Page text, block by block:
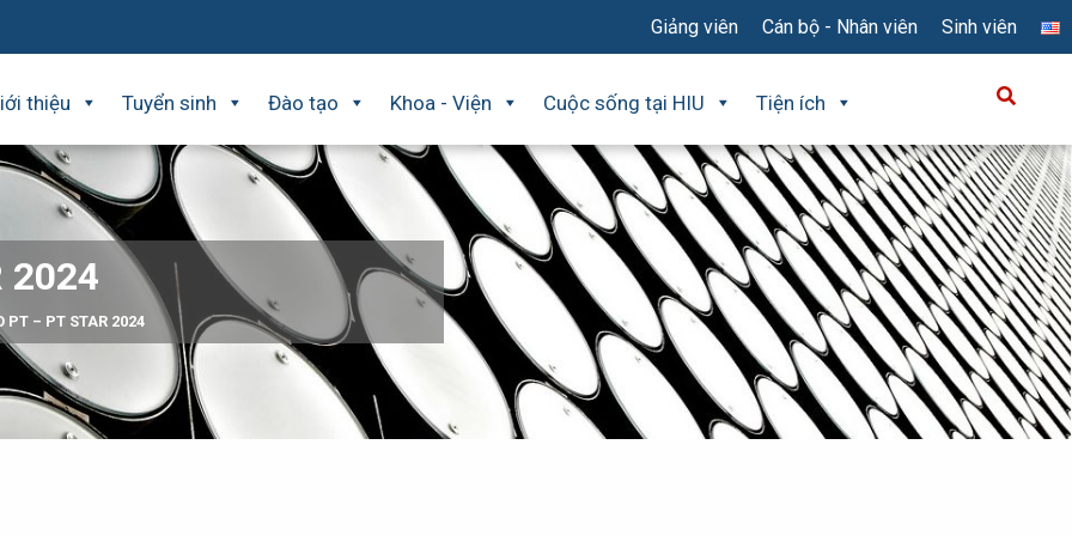
Giảng viên Cán bộ - Nhân viên Sinh viên
thiệu Tuyển sinh Đào tạo Khoa - Viện Cuộc sống tại HIU Tiện ích
2024
PT – PT STAR 2024